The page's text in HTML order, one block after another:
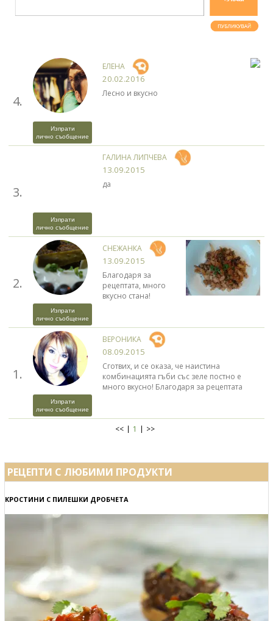
4.
Изпрати
лично съобщение
ЕЛЕНА
20.02.2016
Лесно и вкусно
3.
Изпрати
лично съобщение
ГАЛИНА ЛИПЧЕВА
13.09.2015
да
2.
Изпрати
лично съобщение
СНЕЖАНКА
13.09.2015
Благодаря за
рецептата, много
вкусно стана!
1.
Изпрати
лично съобщение
ВЕРОНИКА
08.09.2015
Сготвих, и се оказа, че наистина
комбинацията гъби със зеле постно е
много вкусно! Благодаря за рецептата
<< 1 >>
РЕЦЕПТИ С ЛЮБИМИ ПРОДУКТИ
КРОСТИНИ С ПИЛЕШКИ ДРОБЧЕТА